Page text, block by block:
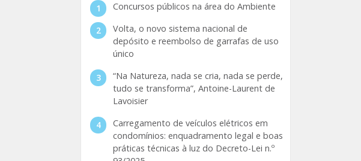
Concursos públicos na área do Ambiente
Volta, o novo sistema nacional de
depósito e reembolso de garrafas de uso
único
“Na Natureza, nada se cria, nada se perde,
tudo se transforma”, Antoine-Laurent de
Lavoisier
Carregamento de veículos elétricos em
condomínios: enquadramento legal e boas
práticas técnicas à luz do Decreto-Lei n.º